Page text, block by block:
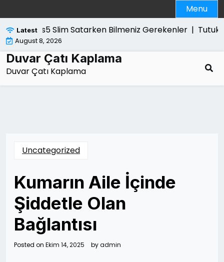
to
content
Menu
LatestPs5 Slim Satarken Bilmeniz Gerekenler |
August 8, 2026
Duvar Çatı Kaplama
Duvar Çatı Kaplama
Uncategorized
Kumarın Aile İçinde
Şiddetle Olan
Bağlantısı
Posted on Ekim 14, 2025 byadmin